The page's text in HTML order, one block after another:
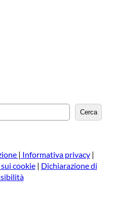
e
a
Cerca
| Informativa privacy|
cookie| Dichiarazione di